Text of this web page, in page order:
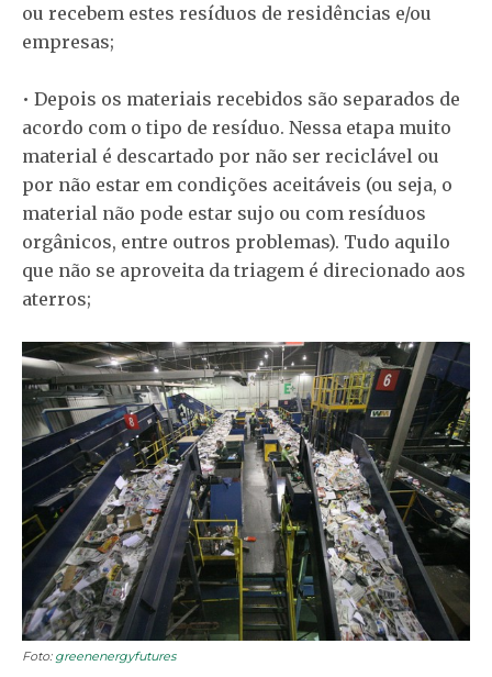
ou recebem estes resíduos de residências e/ou
empresas;
• Depois os materiais recebidos são separados de
acordo com o tipo de resíduo. Nessa etapa muito
material é descartado por não ser reciclável ou
por não estar em condições aceitáveis (ou seja, o
material não pode estar sujo ou com resíduos
orgânicos, entre outros problemas). Tudo aquilo
que não se aproveita da triagem é direcionado aos
aterros;
Foto: greenenergyfutures